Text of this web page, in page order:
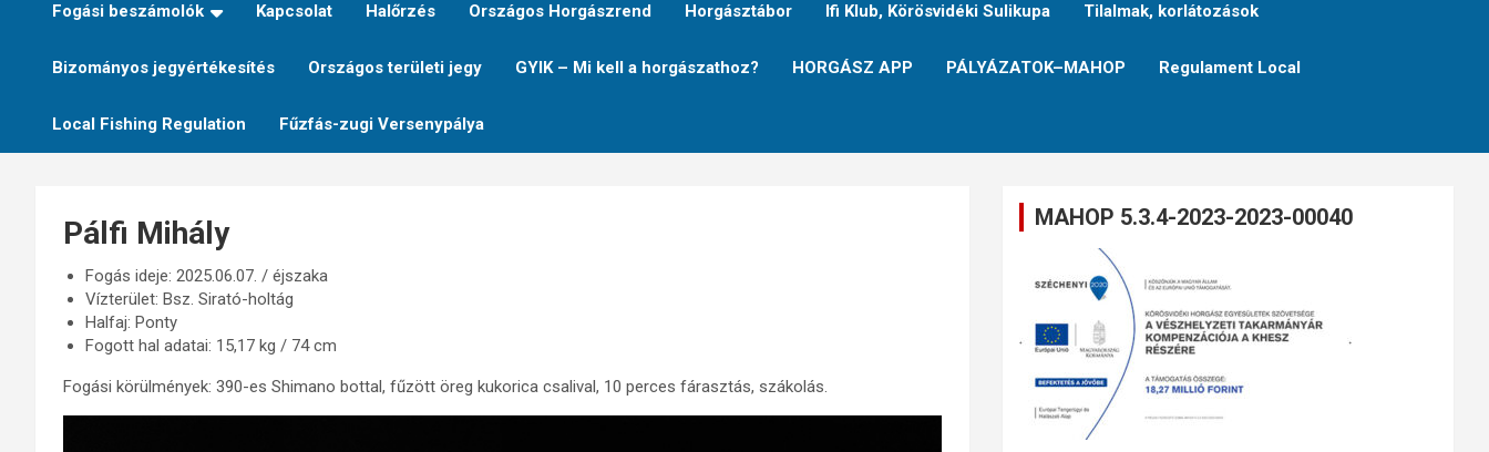
Fogási beszámolók Kapcsolat Halőrzés Országos Horgászrend Horgásztábor Ifi Klub, Körösvidéki Sulikupa Tilalmak, korlátozások
Bizományos jegyértékesítés Országos területi jegy GYIK – Mi kell a horgászathoz? HORGÁSZ APP PÁLYÁZATOK–MAHOP Regulament Local
Local Fishing Regulation Fűzfás-zugi Versenypálya
Pálfi Mihály
Fogás ideje: 2025.06.07. / éjszaka
Vízterület: Bsz. Sirató-holtág
Halfaj: Ponty
Fogott hal adatai: 15,17 kg / 74 cm
Fogási körülmények: 390-es Shimano bottal, fűzött öreg kukorica csalival, 10 perces fárasztás, szákolás.
MAHOP 5.3.4-2023-2023-00040